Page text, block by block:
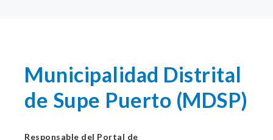
Municipalidad Distrital
de Supe Puerto (MDSP)
Responsable del Portal de